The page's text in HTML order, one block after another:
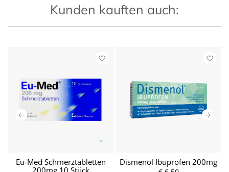
Kunden kauften auch:
Eu-Med Schmerztabletten
Dismenol Ibuprofen 200mg